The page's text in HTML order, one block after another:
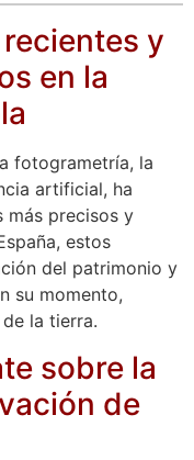
y
en la
fotogrametría, la
artificial, ha
más precisos y
estos
del patrimonio y
su momento,
la tierra.
sobre la
de